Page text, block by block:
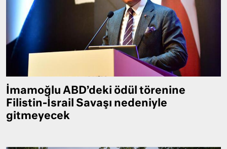
İmamoğlu ABD’deki ödül törenine
Filistin-İsrail Savaşı nedeniyle
gitmeyecek